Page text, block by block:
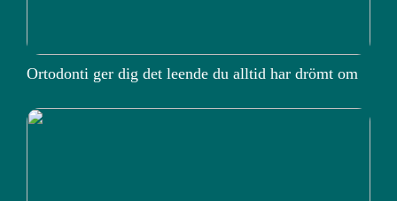
Ortodonti ger dig det leende du alltid har drömt om